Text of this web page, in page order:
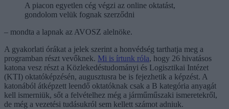
A piacon egyetlen cég végzi az online oktatást,
gondolom velük fognak szerződni
– mondta a lapnak az AVOSZ alelnöke.
A gyakorlati órákat a jelek szerint a honvédség tarthatja meg a
programban részt vevőknek. Mi is írtunk róla, hogy 26 hivatásos
katona vesz részt a Közlekedéstudományi és Logisztikai Intézet
(KTI) oktatóképzésén, augusztusra be is fejezhetik a képzést. A
katonából átképzett leendő oktatóknak csak a B kategória anyagát
kell ismerniük, sőt a felvételhez még a járműműszaki ismeretekről,
de még a vezetési tudásukról sem kellett számot adniuk.